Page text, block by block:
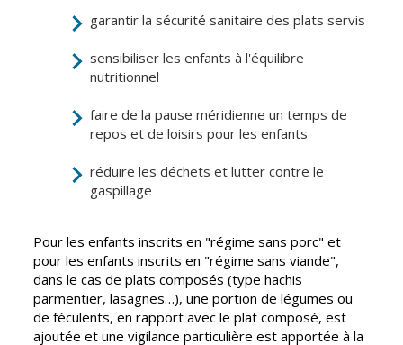
CCAS
Conseil
Accueil de jour
Autonomie
seniors
Santé
Centre de
santé
Contrat local
Culture
Rollinat
Théâtre Mac-
Nab / La
Décale
Conservatoire
Ateliers arts
plastiques
Médiathèque
garantir la sécurité sanitaire des plats servis
sensibiliser les enfants à l'équilibre
nutritionnel
faire de la pause méridienne un temps de
repos et de loisirs pour les enfants
réduire les déchets et lutter contre le
gaspillage
Pour les enfants inscrits en "régime sans porc" et
pour les enfants inscrits en "régime sans viande",
dans le cas de plats composés (type hachis
parmentier, lasagnes…), une portion de légumes ou
de féculents, en rapport avec le plat composé, est
ajoutée et une vigilance particulière est apportée à la